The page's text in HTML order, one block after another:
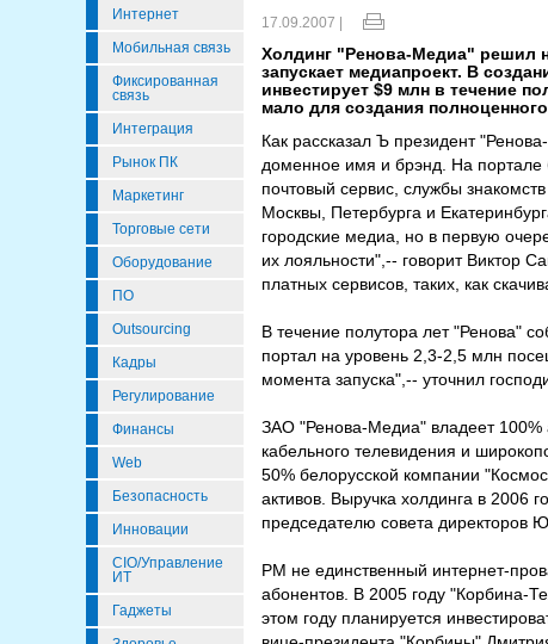
Интернет
Мобильная связь
Фиксированная
связь
Интеграция
Рынок ПК
Маркетинг
Торговые сети
Оборудование
ПО
Outsourcing
Кадры
Регулирование
Финансы
Web
Безопасность
Инновации
CIO/Управление
ИТ
Гаджеты
17.09.2007 |
Холдинг "Ренова-Медиа" решил
запускает медиапроект. В
инвестирует $9 млн в течение
мало для создания
Как рассказал Ъ президент
доменное имя и брэнд. На портале
почтовый сервис, службы
Москвы, Петербурга и
городские медиа, но в первую
их лояльности",-- говорит Виктор
платных сервисов, таких, как
В течение полутора лет "Ренова"
портал на уровень 2,3-2,5 млн
момента запуска",-- уточнил
ЗАО "Ренова-Медиа" владеет 100%
кабельного телевидения и
50% белорусской компании
активов. Выручка холдинга в 2006
председателю совета директоров
РМ не единственный интернет-
абонентов. В 2005 году "Корбина-
этом году планируется